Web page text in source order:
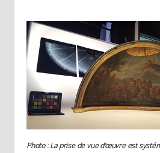
Photo : La prise de vue d’œuvre est